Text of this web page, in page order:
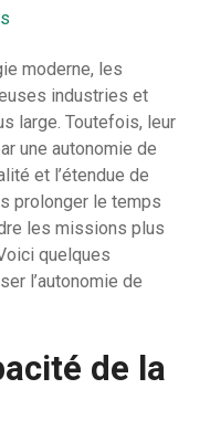
moderne, les
industries et
large. Toutefois, leur
une autonomie de
et l’étendue de
prolonger le temps
les missions plus
quelques
l’autonomie de
de la